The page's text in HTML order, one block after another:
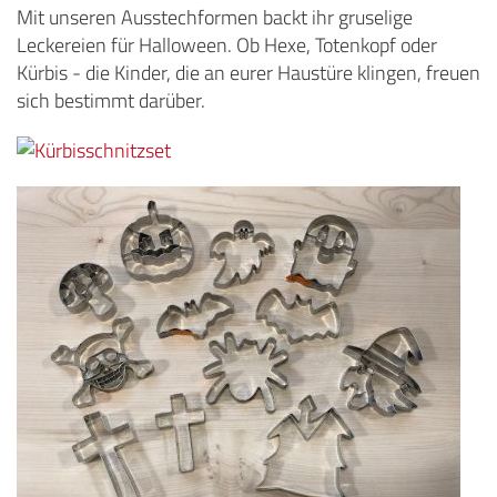
Mit unseren Ausstechformen backt ihr gruselige
Leckereien für Halloween. Ob Hexe, Totenkopf oder
Kürbis - die Kinder, die an eurer Haustüre klingen, freuen
sich bestimmt darüber.